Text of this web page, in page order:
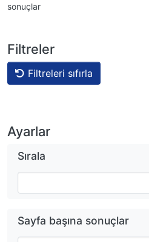
sonuçlar
Filtreler
Filtreleri sıfırla
Ayarlar
Sırala
Sayfa başına sonuçlar